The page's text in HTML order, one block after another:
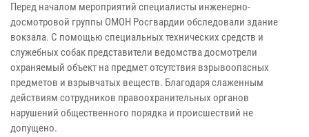
Перед началом мероприятий специалисты инженерно-
досмотровой группы ОМОН Росгвардии обследовали здание
вокзала. С помощью специальных технических средств и
служебных собак представители ведомства досмотрели
охраняемый объект на предмет отсутствия взрывоопасных
предметов и взрывчатых веществ. Благодаря слаженным
действиям сотрудников правоохранительных органов
нарушений общественного порядка и происшествий не
допущено.